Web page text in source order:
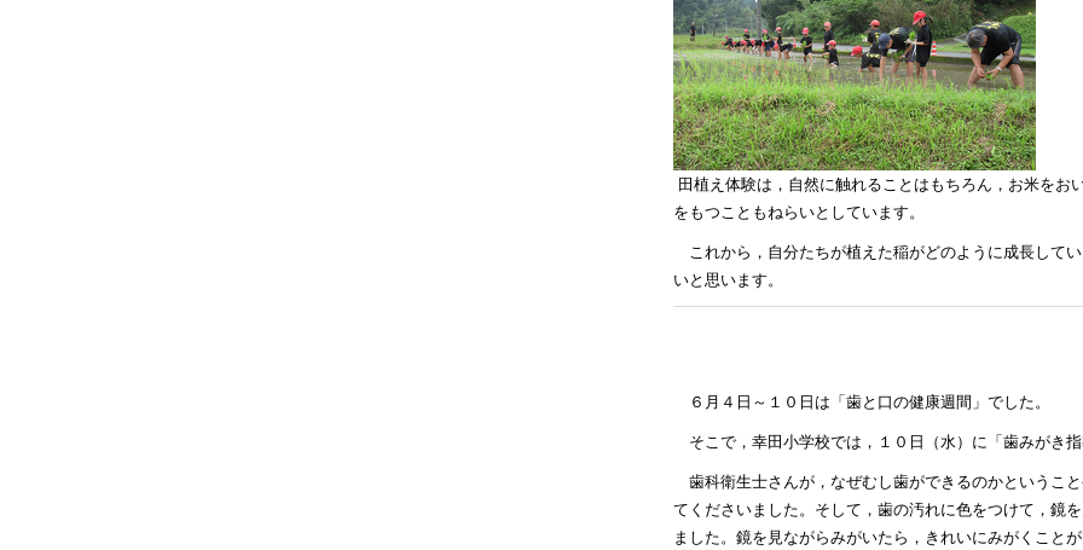
田植え体験は，自然に触れることはもちろん，お米をお
をもつこともねらいとしています。
これから，自分たちが植えた稲がどのように成長して
いと思います。
６月４日～１０日は「歯と口の健康週間」でした。
そこで，幸田小学校では，１０日（水）に「歯みがき
歯科衛生士さんが，なぜむし歯ができるのかというこ
てくださいました。そして，歯の汚れに色をつけて，鏡
ました。鏡を見ながらみがいたら，きれいにみがくこと